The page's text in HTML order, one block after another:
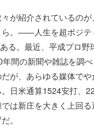
が紹介されているの
ら。――人生を超ポジテ
る。最近、平成プロ野
間の新聞や雑誌を調
が、あらゆる媒体で
日米通算1524安打、
は新庄を大きく上回る
。